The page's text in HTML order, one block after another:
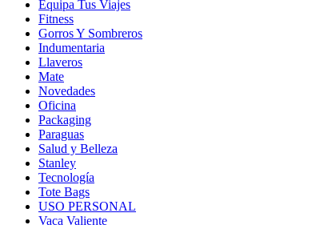
Equipa Tus Viajes
Fitness
Gorros Y Sombreros
Indumentaria
Llaveros
Mate
Novedades
Oficina
Packaging
Paraguas
Salud y Belleza
Stanley
Tecnología
Tote Bags
USO PERSONAL
Vaca Valiente